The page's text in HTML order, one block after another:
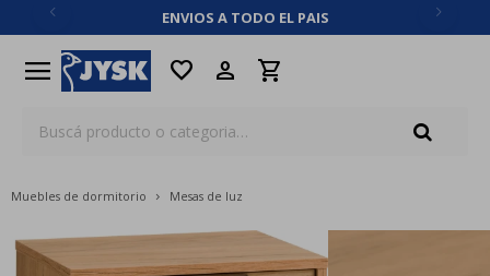
ENVIOS A TODO EL PAIS
menu favorite
Muebles de dormitorio Mesas de luz
close